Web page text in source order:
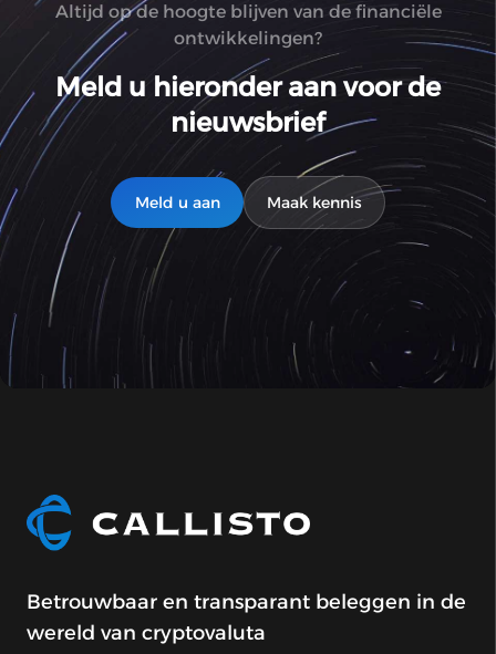
Altijd op de hoogte blijven van de financiële
ontwikkelingen?
Meld u hieronder aan voor de
nieuwsbrief
Meld u aan Maak kennis
Betrouwbaar en transparant beleggen in de
wereld van cryptovaluta